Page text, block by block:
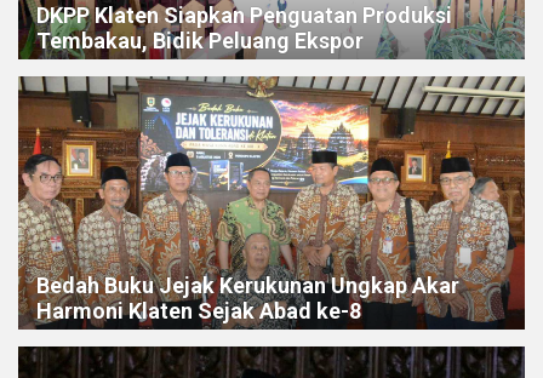
DKPP Klaten Siapkan Penguatan Produksi
Tembakau, Bidik Peluang Ekspor
Bedah Buku Jejak Kerukunan Ungkap Akar
Harmoni Klaten Sejak Abad ke-8